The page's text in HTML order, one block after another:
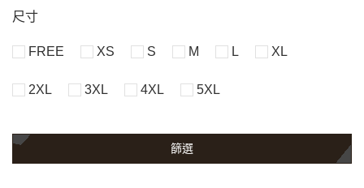
尺寸
FREE XS S M L XL
2XL 3XL 4XL 5XL
篩選